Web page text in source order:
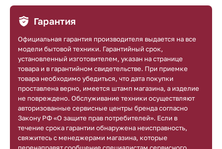
Гарантия
Официальная гарантия производителя выдается на все
модели бытовой техники. Гарантийный срок,
установленный изготовителем, указан на странице
товара и в гарантийном свидетельстве. При приемке
товара необходимо убедиться, что дата покупки
проставлена верно, имеется штамп магазина, а изделие
не повреждено. Обслуживание техники осуществляют
авторизованные сервисные центры бренда согласно
Закону РФ «О защите прав потребителей». Если в
течение срока гарантии обнаружена неисправность,
свяжитесь с менеджерами магазина, которые
перенаправят сообщение специалистам сервисного